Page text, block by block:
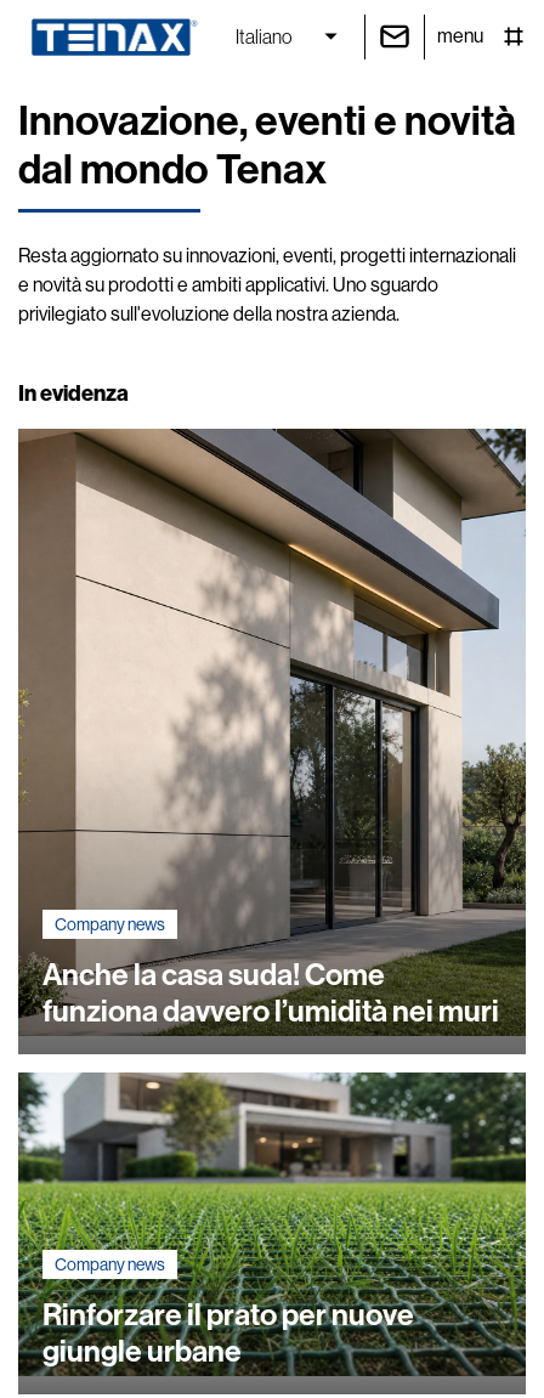
Italiano menu
Innovazione, eventi e novità
dal mondo Tenax
Resta aggiornato su innovazioni, eventi, progetti internazionali
e novità su prodotti e ambiti applicativi. Uno sguardo
privilegiato sull'evoluzione della nostra azienda.
In evidenza
Company news
Anche la casa suda! Come
funziona davvero l’umidità nei muri
Company news
Rinforzare il prato per nuove
giungle urbane